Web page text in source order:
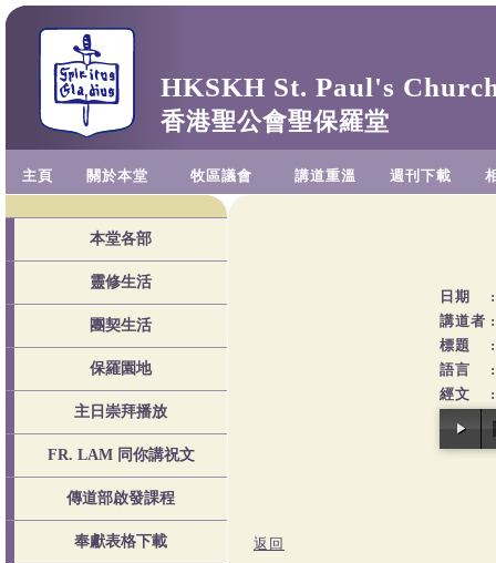
HKSKH St. Paul's
香港聖公會聖保羅堂
主頁 關於本堂 牧區議會 講道重溫 週刊下載
本堂各部
靈修生活
團契生活
保羅園地
主日崇拜播放
FR. LAM 同你講祝文
傳道部啟發課程
奉獻表格下載
日期
:
講道者 :
標題
:
語言
:
經文
:
返回